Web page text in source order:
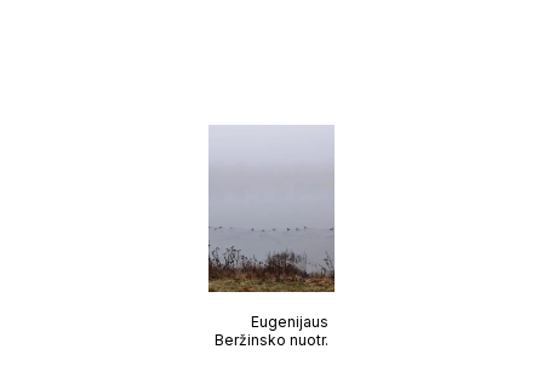
Eugenijaus
Beržinsko nuotr.